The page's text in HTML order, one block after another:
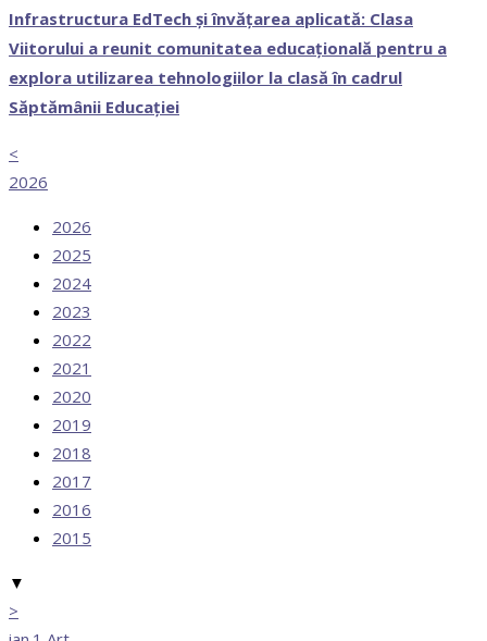
Infrastructura EdTech și învățarea aplicată: Clasa
Viitorului a reunit comunitatea educațională pentru a
explora utilizarea tehnologiilor la clasă în cadrul
Săptămânii Educației
<
2026
2026
2025
2024
2023
2022
2021
2020
2019
2018
2017
2016
2015
▼
>